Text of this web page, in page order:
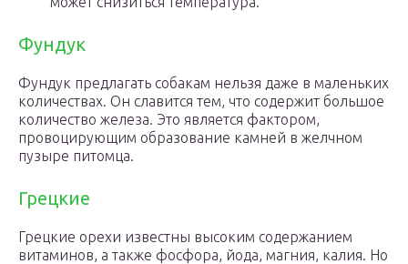
Фундук
Фундук предлагать собакам нельзя даже в маленьких
количествах. Он славится тем, что содержит большое
количество железа. Это является фактором,
провоцирующим образование камней в желчном
пузыре питомца.
Грецкие
Грецкие орехи известны высоким содержанием
витаминов, а также фосфора, йода, магния, калия. Но